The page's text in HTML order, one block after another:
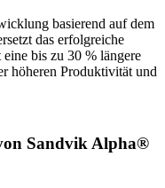
basierend auf dem
das erfolgreiche
bis zu 30 % längere
höheren Produktivität und
Sandvik Alpha®